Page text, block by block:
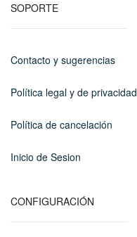
SOPORTE
Contacto y sugerencias
Política legal y de privacidad
Política de cancelación
Inicio de Sesion
CONFIGURACIÓN